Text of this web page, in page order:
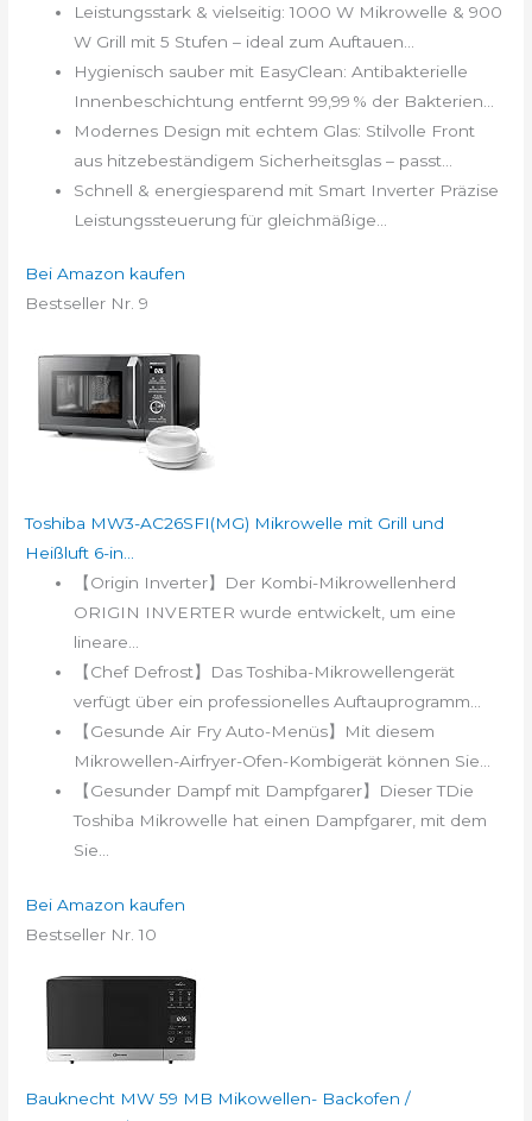
Leistungsstark & vielseitig: 1000 W Mikrowelle & 900
W Grill mit 5 Stufen – ideal zum Auftauen...
Hygienisch sauber mit EasyClean: Antibakterielle
Innenbeschichtung entfernt 99,99 % der Bakterien...
Modernes Design mit echtem Glas: Stilvolle Front
aus hitzebeständigem Sicherheitsglas – passt...
Schnell & energiesparend mit Smart Inverter Präzise
Leistungssteuerung für gleichmäßige...
Bei Amazon kaufen
Bestseller Nr. 9
Toshiba MW3-AC26SFI(MG) Mikrowelle mit Grill und
Heißluft 6-in...
【Origin Inverter】Der Kombi-Mikrowellenherd
ORIGIN INVERTER wurde entwickelt, um eine
lineare...
【Chef Defrost】Das Toshiba-Mikrowellengerät
verfügt über ein professionelles Auftauprogramm...
【Gesunde Air Fry Auto-Menüs】Mit diesem
Mikrowellen-Airfryer-Ofen-Kombigerät können Sie...
【Gesunder Dampf mit Dampfgarer】Dieser TDie
Toshiba Mikrowelle hat einen Dampfgarer, mit dem
Sie...
Bei Amazon kaufen
Bestseller Nr. 10
Bauknecht MW 59 MB Mikowellen- Backofen /